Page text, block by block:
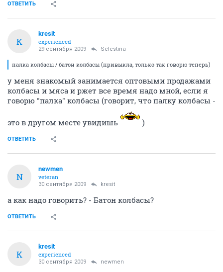
ОТВЕТИТЬ
K
kresit
experienced
29 сентября 2009 Selestina
палка колбасы / батон колбасы (привыкла, только так говорю теперь)
у меня знакомый занимается оптовыми продажами
колбасы и мяса и ржет все время надо мной, если я
говорю "палка" колбасы (говорит, что палку колбасы -
это в другом месте увидишь )
ОТВЕТИТЬ
N
newmen
veteran
30 сентября 2009 kresit
а как надо говорить? - Батон колбасы?
ОТВЕТИТЬ
K
kresit
experienced
30 сентября 2009 newmen